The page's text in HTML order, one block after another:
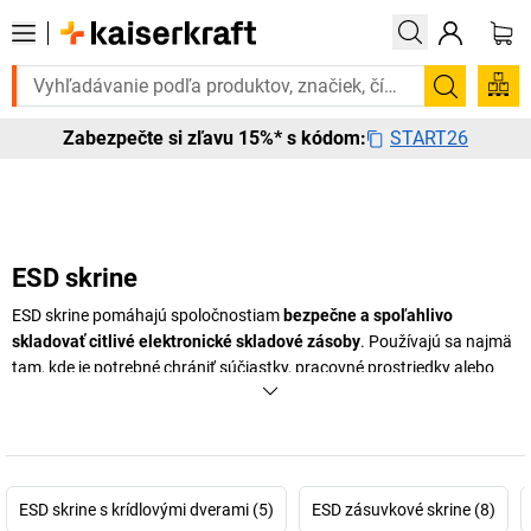
to urgentne? Vybrané bestsellery doručíme do 72 hodín.
Zabezpečte si zľavu 15%* s kódom: START26
ESD skrine
ESD skrine pomáhajú spoločnostiam bezpečne a spoľahlivo
skladovať citlivé elektronické skladové zásoby. Používajú sa najmä
tam, kde je potrebné chrániť súčiastky, pracovné prostriedky alebo
elektronické komponenty pred elektrostatickým výbojom a
dodávanie skladovaného tovaru a pomáha udržiavať poriadok na
ESD skrine s krídlovými dverami (5) ESD zásuvkové skrine (8)